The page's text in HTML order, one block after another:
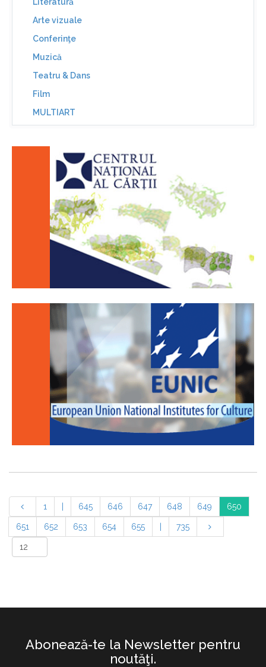
Arte vizuale
Conferinţe
Muzică
Teatru & Dans
Film
MULTIART
1 645 646 647 648 649 650
651 652 653 654 655 735
Abonează-te la Newsletter pentru
noutăţi.